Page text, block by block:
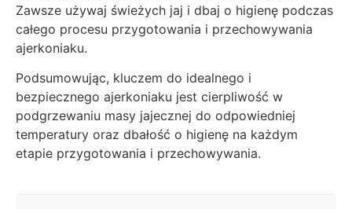
Zawsze używaj świeżych jaj i dbaj o higienę podczas
całego procesu przygotowania i przechowywania
ajerkoniaku.
Podsumowując, kluczem do idealnego i
bezpiecznego ajerkoniaku jest cierpliwość w
podgrzewaniu masy jajecznej do odpowiedniej
temperatury oraz dbałość o higienę na każdym
etapie przygotowania i przechowywania.